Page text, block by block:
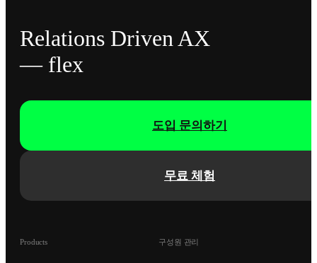
Relations Driven AX
— flex
무료 체험
도입 문의하기
Products 구성원 관리